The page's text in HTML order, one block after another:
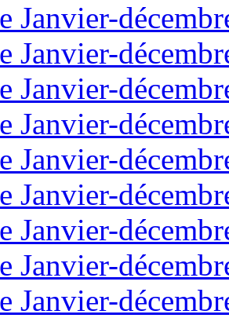
Janvier-
Janvier-
Janvier-
Janvier-
Janvier-
Janvier-
Janvier-
Janvier-
Janvier-